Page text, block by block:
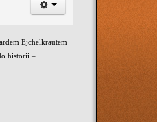
Ejchelkrautem
historii –